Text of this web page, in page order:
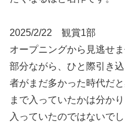
2025/2/22 観賞1部
オープニングから見逃せ
部分ながら、ひと際引き
者がまだ多かった時代だ
まで入っていたかは分か
入っていたのではないで